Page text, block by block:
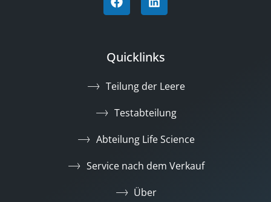
Quicklinks
Teilung der Leere
Testabteilung
Abteilung Life Science
Service nach dem Verkauf
Über